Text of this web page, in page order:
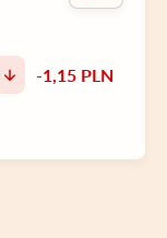
-1,15 PLN